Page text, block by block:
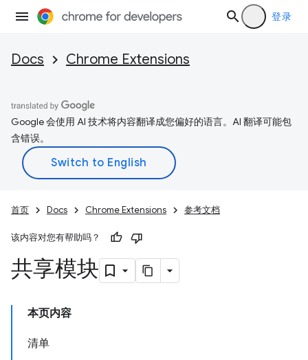
登录
Docs Chrome Extensions
Google 会使用 AI 技术将内容翻译成您偏好的语言。AI 翻译可能包
含错误。
首页 Docs Chrome Extensions 参考文档
该内容对您有帮助吗？
共享模块
本页内容
清单